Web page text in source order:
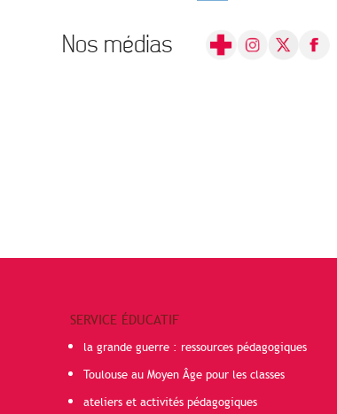
Nos médias
SERVICE ÉDUCATIF
la grande guerre : ressources pédagogiques
Toulouse au Moyen Âge pour les classes
ateliers et activités pédagogiques